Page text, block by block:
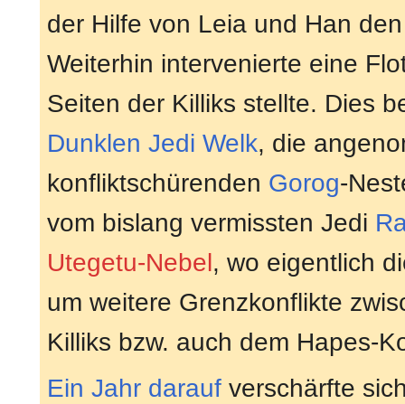
der Hilfe von Leia und Han
Weiterhin intervenierte eine
Seiten der Killiks stellte. Dies
Dunklen Jedi Welk, die
konfliktschürenden Gorog-
vom bislang vermissten Jedi
Utegetu-Nebel, wo eigentlich
um weitere Grenzkonflikte
Killiks bzw. auch dem Hapes-
Ein Jahr darauf verschärfte